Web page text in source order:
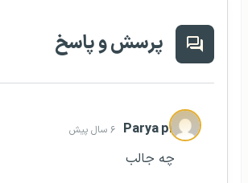
پرسش و پاسخ
Parya pr ۶ سال پیش
چه جالب